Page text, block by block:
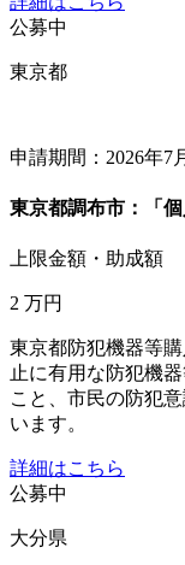
公募中
東京都
申請期間：2026年7
東京都調布市：「
上限金額・助成額
2 万円
東京都防犯機器等
止に有用な防犯機
こと、市民の防犯
います。
詳細はこちら
公募中
大分県